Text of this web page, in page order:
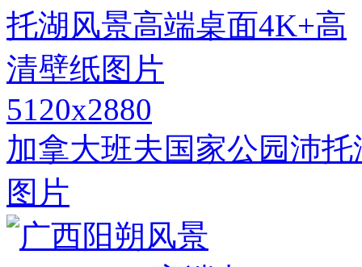
5120x2880
加拿大班夫国家公园沛
图片